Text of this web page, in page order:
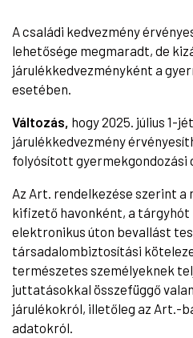
A családi kedvezmény
lehetősége megmaradt, de
járulékkedvezményként a
esetében.
Változás, hogy 2025. július 1-
járulékkedvezmény
folyósított gyermekgondozási
Az Art. rendelkezése szerint a
kifizető havonként, a tárgyhót
elektronikus úton bevallást
társadalombiztosítási
természetes személyeknek
juttatásokkal összefüggő
járulékokról, illetőleg az Art.-
adatokról.